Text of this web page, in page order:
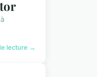
lecture →